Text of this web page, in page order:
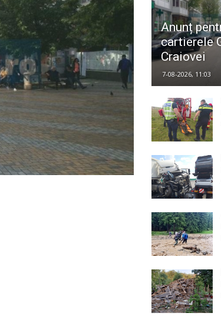
Anunț
cartierele
Craiovei
7-08-2026, 11:03